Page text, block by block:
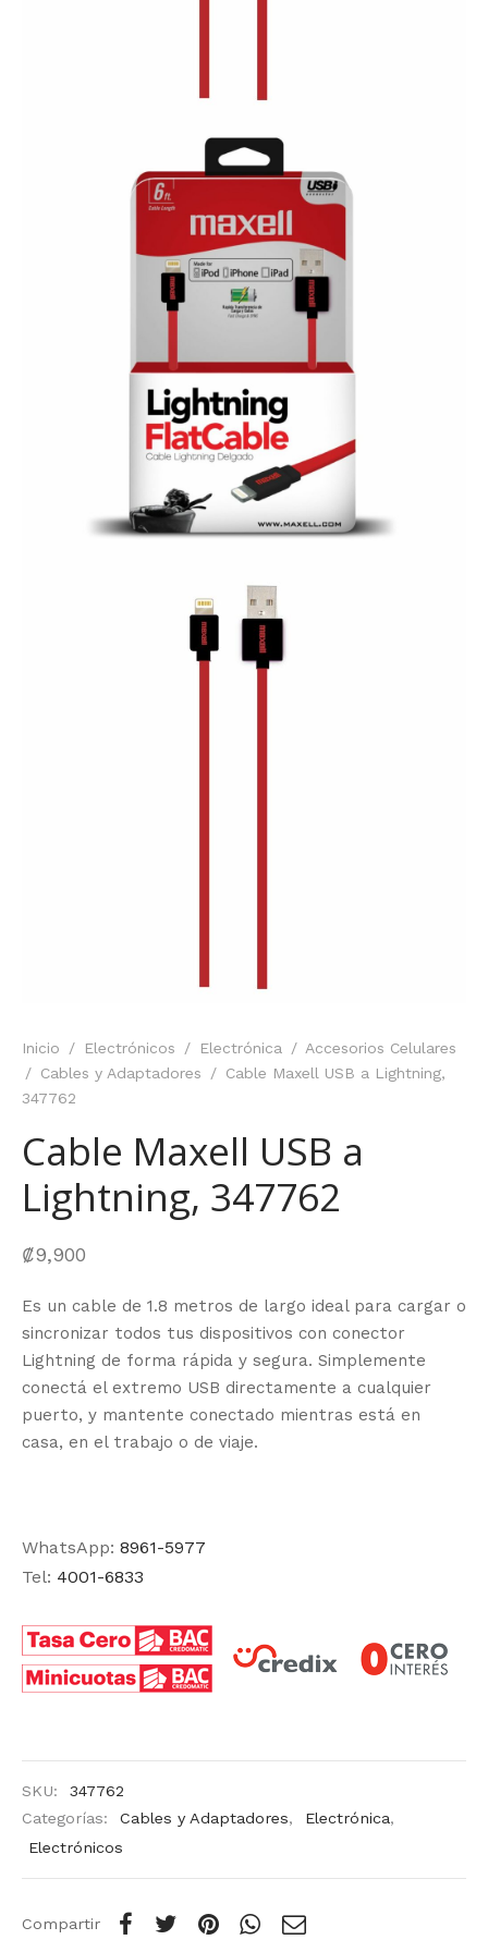
Inicio / Electrónicos / Electrónica / Accesorios Celulares
/ Cables y Adaptadores / Cable Maxell USB a Lightning,
347762
Cable Maxell USB a
Lightning, 347762
₡9,900
Es un cable de 1.8 metros de largo ideal para cargar o
sincronizar todos tus dispositivos con conector
Lightning de forma rápida y segura. Simplemente
conectá el extremo USB directamente a cualquier
puerto, y mantente conectado mientras está en
casa, en el trabajo o de viaje.
WhatsApp: 8961-5977
Tel: 4001-6833
SKU:
347762
Categorías:
Cables y Adaptadores, Electrónica,
Electrónicos
Compartir